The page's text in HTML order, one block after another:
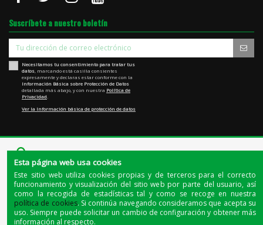
Suscríbete a nuestro boletín
Necesitamos tu consentimiento para tratar tus
datos , marcando está casilla consientes
expresamente y declaras estar conforme con la
Información Básica sobre Protección de Datos
detallada más abajo, y con nuestra Política de
Privacidad
Ver la Información básica de protección de datos
Quienes somos | La tienda de Jerez|El blog del cerdo ibérico
© 2020 - Todos los derechos reservados | INDUSTRIAS CARNICAS EL BELLOTERO, S.A.U.| NIF:
Esta página web usa cookies
Este sitio web utiliza cookies propias y de terceros para el correcto
funcionamiento y visualización del sitio web por parte del usuario, así
como la recogida de estadísticas tal y como se recoge en nuestra
política de cookies. Si continúa navegando consideramos que acepta su
uso. Siempre puede solicitar un cambio de configuración y obtener más
información al respecto.